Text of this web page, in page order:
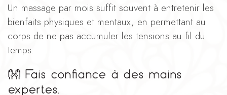
Un massage par mois suffit souvent à entretenir les
bienfaits physiques et mentaux, en permettant au
corps de ne pas accumuler les tensions au fil du
temps.
👐 Fais confiance à des mains
expertes.